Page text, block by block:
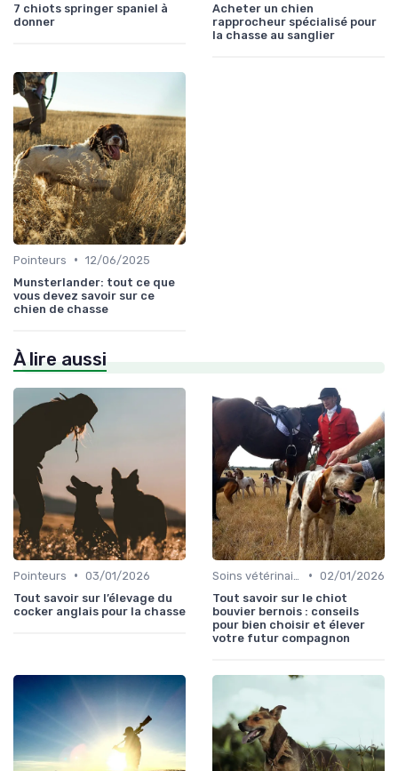
7 chiots springer spaniel à
donner
Acheter un chien
rapprocheur spécialisé pour
la chasse au sanglier
Pointeurs • 12/06/2025
Munsterlander: tout ce que
vous devez savoir sur ce
chien de chasse
À lire aussi
Pointeurs • 03/01/2026
Tout savoir sur l’élevage du
cocker anglais pour la chasse
• 02/01/2026
Tout savoir sur le chiot
bouvier bernois : conseils
pour bien choisir et élever
votre futur compagnon